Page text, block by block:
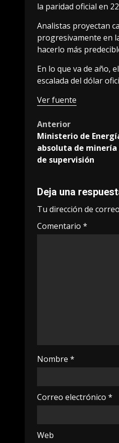
la paridad oficial en
Analistas proyectan
progresivamente en
hacerlo más
En lo que va de año,
escalada del dólar
Ver fuente
Post
navigation
Anterior
Ministerio de
absoluta de
de supervisión
Deja una
Tu dirección de
Comentario *
Nombre *
Correo electrónico *
Web